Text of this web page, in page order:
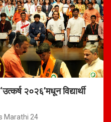
२०२६’मधून विद्यार्थी
Marathi 24